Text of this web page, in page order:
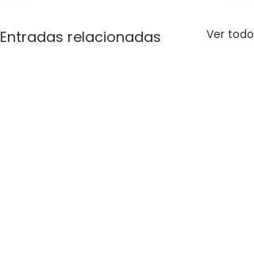
Entradas relacionadas Ver todo